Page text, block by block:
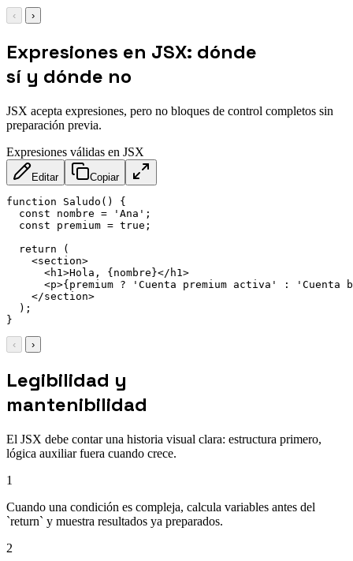
‹ ›
Expresiones en JSX: dónde
sí y dónde no
JSX acepta expresiones, pero no bloques de control completos sin
preparación previa.
Expresiones válidas en JSX
Editar Copiar
function Saludo() {
  const nombre = 'Ana';
  const premium = true;
  return (
<section>
<h1 >Hola, {nombre}</ h1 >
<p>{premium ? 'Cuenta premium activa' : 'Cuenta
</section>
  );
}
‹ ›
Legibilidad y
mantenibilidad
El JSX debe contar una historia visual clara: estructura primero,
lógica auxiliar fuera cuando crece.
1
Cuando una condición es compleja, calcula variables antes del
`return` y muestra resultados ya preparados.
2